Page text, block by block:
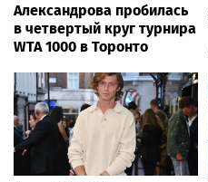
Александрова пробилась
в четвертый круг турнира
WTA 1000 в Торонто